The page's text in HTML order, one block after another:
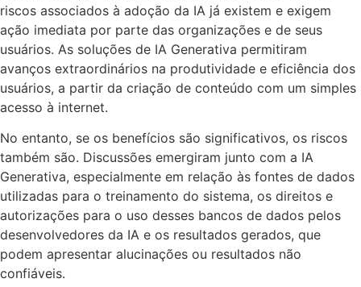
riscos associados à adoção da IA já existem e exigem
ação imediata por parte das organizações e de seus
usuários. As soluções de IA Generativa permitiram
avanços extraordinários na produtividade e eficiência dos
usuários, a partir da criação de conteúdo com um simples
acesso à internet.
No entanto, se os benefícios são significativos, os riscos
também são. Discussões emergiram junto com a IA
Generativa, especialmente em relação às fontes de dados
utilizadas para o treinamento do sistema, os direitos e
autorizações para o uso desses bancos de dados pelos
desenvolvedores da IA e os resultados gerados, que
podem apresentar alucinações ou resultados não
confiáveis.